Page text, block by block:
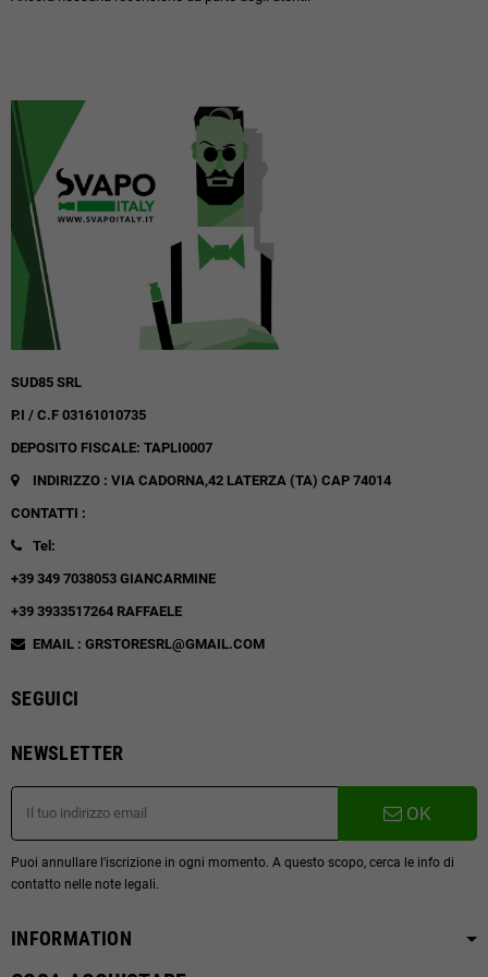
SUD85 SRL
P.I / C.F 03161010735
DEPOSITO FISCALE: TAPLI0007
INDIRIZZO : VIA CADORNA,42 LATERZA (TA) CAP 74014
CONTATTI :
Tel:
+39 349 7038053 GIANCARMINE
+39 3933517264 RAFFAELE
EMAIL : GRSTORESRL@GMAIL.COM
SEGUICI
NEWSLETTER
OK
Puoi annullare l'iscrizione in ogni momento. A questo scopo, cerca le info di
contatto nelle note legali.
INFORMATION